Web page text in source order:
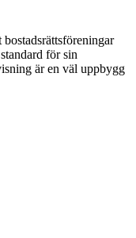
för sin
är en väl uppbygg